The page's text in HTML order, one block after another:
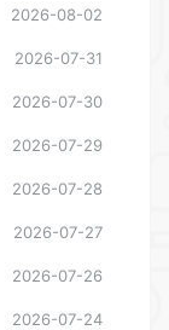
2026-08-02
2026-07-31
2026-07-30
2026-07-29
2026-07-28
2026-07-27
2026-07-26
2026-07-24